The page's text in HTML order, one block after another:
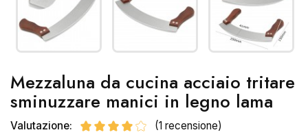
Mezzaluna da cucina acciaio tritare
sminuzzare manici in legno lama
Valutazione:
(1 recensione)